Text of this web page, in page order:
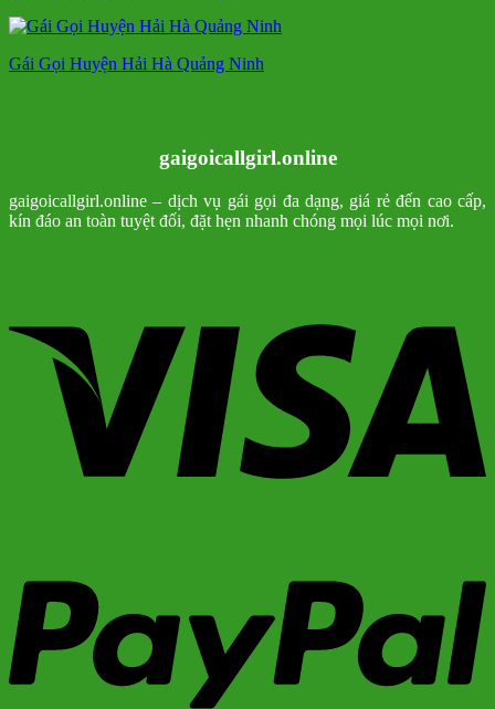
Gái Gọi Huyện Hải Hà Quảng Ninh
gaigoicallgirl.online
gaigoicallgirl.online – dịch vụ gái gọi đa dạng, giá rẻ đến cao cấp,
kín đáo an toàn tuyệt đối, đặt hẹn nhanh chóng mọi lúc mọi nơi.